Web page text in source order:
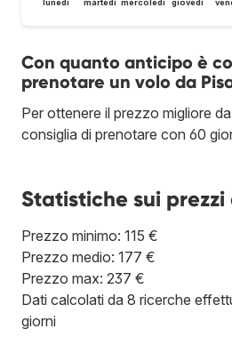
lunedì martedì mercoledì giovedì
Con quanto anticipo è
prenotare un volo da
Per ottenere il prezzo migliore
consiglia di prenotare con 60
Statistiche sui
Prezzo minimo: 115 €
Prezzo medio: 177 €
Prezzo max: 237 €
Dati calcolati da 8 ricerche
giorni